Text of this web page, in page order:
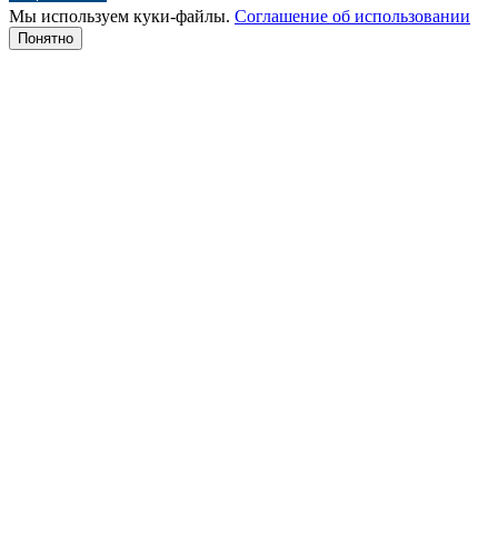
Мы используем куки-файлы. Соглашение об использовании
Понятно